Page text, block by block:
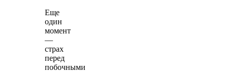
Еще
один
момент
—
страх
перед
побочными